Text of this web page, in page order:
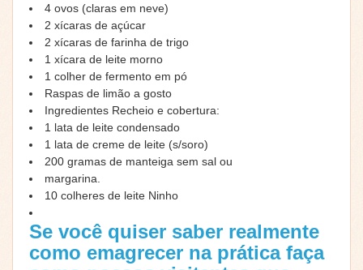
4 ovos (claras em neve)
2 xícaras de açúcar
2 xícaras de farinha de trigo
1 xícara de leite morno
1 colher de fermento em pó
Raspas de limão a gosto
Ingredientes Recheio e cobertura:
1 lata de leite condensado
1 lata de creme de leite (s/soro)
200 gramas de manteiga sem sal ou
margarina.
10 colheres de leite Ninho
Se você quiser saber realmente
como emagrecer na prática faça